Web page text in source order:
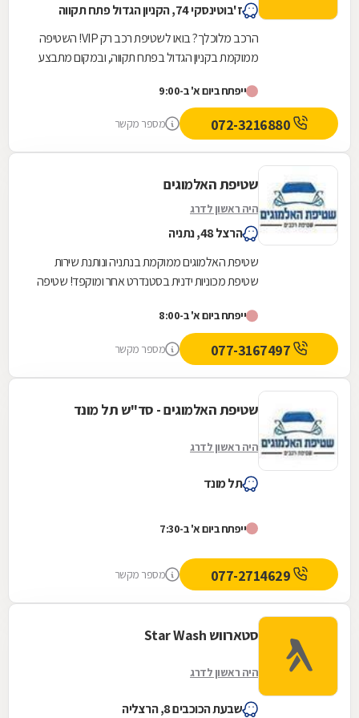
ז'בוטינסקי 74, הקניון הגדול פתח תקווה
הרכב מלוכלך? בואו לשטיפת רכב רק VIP! השטיפה
ממוקמת בקניון הגדול בפתח תקווה, ובמקום מתבצע
ניתן...ייפתח ביום א' ב-9:00
מספר מקשר
שטיפת האלמוגים
היה ראשון לדרג
הרצל 48, נתניה
שטיפת האלמוגים ממוקמת בנתניה ונותנת שירות
שטיפת מכוניות ידנית בסטנדרט אחר ומוקפד! שטיפה
בפוליש...
ייפתח ביום א' ב-8:00
מספר מקשר
שטיפת האלמוגים - סד"ש תל מונד
היה ראשון לדרג
תל מונד
ייפתח ביום א' ב-7:30
מספר מקשר
סטארווש Star Wash
היה ראשון לדרג
שבעת הכוכבים 8, הרצליה